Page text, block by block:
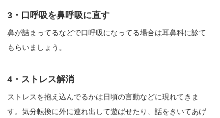
3・口呼吸を鼻呼吸に直す
鼻が詰まってるなどで口呼吸になってる場合は耳鼻科に診て
もらいましょう。
4・ストレス解消
ストレスを抱え込んでるかは日頃の言動などに現れてきま
す。気分転換に外に連れ出して遊ばせたり、話をきいてあげ